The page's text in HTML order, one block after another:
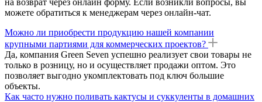
можете обратиться к менеджерам через онлайн-чат.
Можно ли приобрести продукцию нашей компании
крупными партиями для коммерческих проектов?
Да, компания Green Seven успешно реализует свои товары не
только в розницу, но и осуществляет продажи оптом. Это
позволяет выгодно укомплектовать под ключ большие
объекты.
Как часто нужно поливать кактусы и суккуленты в домашних